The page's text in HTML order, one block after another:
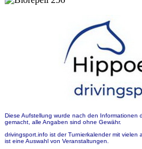
Diese Aufstellung wurde nach den Informationen
gemacht, alle Angaben sind ohne Gewähr.
drivingsport.info ist der Turnierkalender mit
ist eine Auswahl von Veranstaltungen.